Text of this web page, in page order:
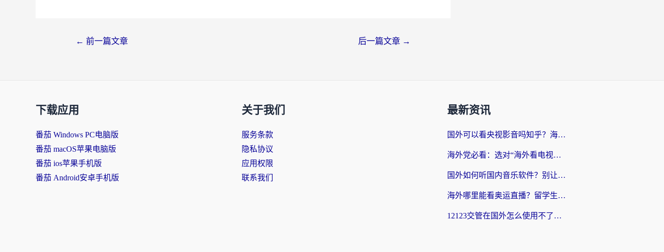
← 前一篇文章 后一篇文章 →
下载应用
番茄 Windows PC电脑版
番茄 macOS苹果电脑版
番茄 ios苹果手机版
番茄 Android安卓手机版
关于我们
服务条款
隐私协议
应用权限
联系我们
最新资讯
国外可以看央视影音吗知乎？海外党亲测有效的回国加速方案
海外党必看：选对“海外看电视剧软件”，再也不用愁国内剧刷不了
国外如何听国内音乐软件？别让地域限制，断了你的中文歌单
海外哪里能看奥运直播？留学生&海外华人必看的体育赛事观赛终极指南
12123交管在国外怎么使用不了？海外华人必看的无缝访问国内资源指南